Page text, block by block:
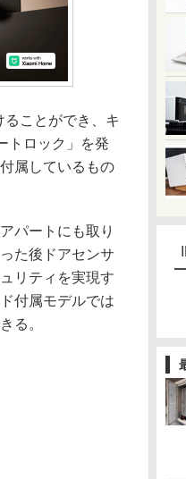
ことができ、キ
トロック」を発
属しているもの
パートにも取り
た後ドアセンサ
リティを実現す
付属モデルでは
る。